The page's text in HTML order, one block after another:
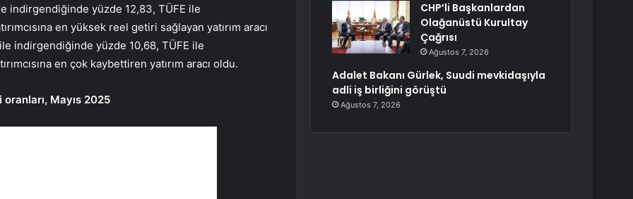
indirgendiğinde yüzde 12,83, TÜFE ile
en yüksek reel getiri sağlayan yatırım aracı
indirgendiğinde yüzde 10,68, TÜFE ile
en çok kaybettiren yatırım aracı oldu.
oranları, Mayıs 2025
CHP’li Başkanlardan
Olağanüstü Kurultay
Çağrısı
Ağustos 7, 2026
Adalet Bakanı Gürlek, Suudi mevkidaşıyla
adli iş birliğini görüştü
Ağustos 7, 2026